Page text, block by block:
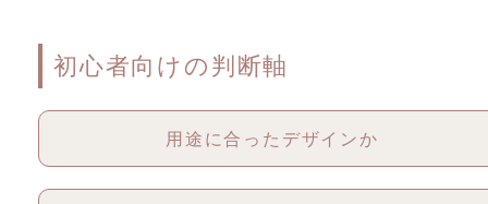
初心者向けの判断軸
用途に合ったデザインか